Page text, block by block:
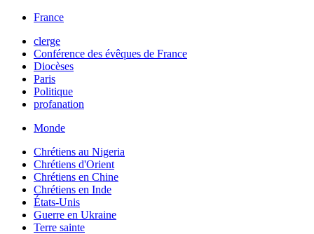
France
clerge
Conférence des évêques de France
Diocèses
Paris
Politique
profanation
Monde
Chrétiens au Nigeria
Chrétiens d'Orient
Chrétiens en Chine
Chrétiens en Inde
États-Unis
Guerre en Ukraine
Terre sainte